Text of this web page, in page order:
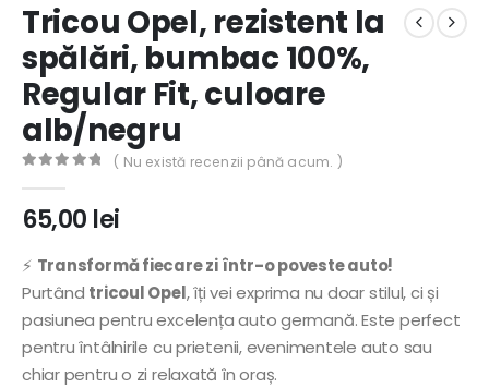
Tricou Opel, rezistent la
spălări, bumbac 100%,
Regular Fit, culoare
alb/negru
( Nu există recenzii până acum. )
65,00 lei
⚡ Transformă fiecare zi într-o poveste auto!
Purtând tricoul Opel, îți vei exprima nu doar stilul, ci și
pasiunea pentru excelența auto germană. Este perfect
pentru întâlnirile cu prietenii, evenimentele auto sau
chiar pentru o zi relaxată în oraș.